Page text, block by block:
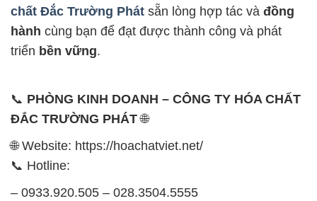
chất Đắc Trường Phát sẵn lòng hợp tác và đồng
hành cùng bạn để đạt được thành công và phát
triển bền vững.
📞 PHÒNG KINH DOANH – CÔNG TY HÓA CHẤT
ĐẮC TRƯỜNG PHÁT🌐
🌐 Website: https://hoachatviet.net/
📞 Hotline:
– 0933.920.505 – 028.3504.5555